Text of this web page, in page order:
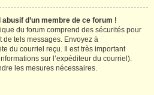
d’un membre de ce forum !
du forum comprend des sécurités pour
tels messages. Envoyez à
du courriel reçu. Il est très important
sur l’expéditeur du courriel).
les mesures nécessaires.